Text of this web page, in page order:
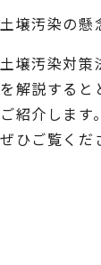
土壌汚染の懸
土壌汚染対策
を解説すると
ご紹介します。
ぜひご覧くだ